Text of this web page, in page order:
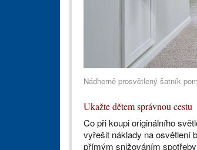
Nádherně prosvětlený šatník
Ukažte dětem správnou cestu
Co při koupi originálního
vyřešit náklady na osvětlení
přímým snižováním